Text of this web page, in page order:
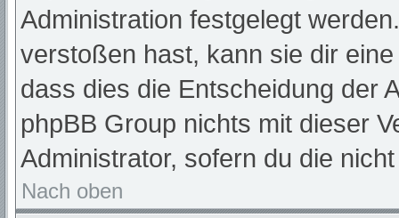
Administration festgelegt
verstoßen hast, kann sie dir
dass dies die Entscheidung der
phpBB Group nichts mit dieser
Administrator, sofern du die
Nach oben